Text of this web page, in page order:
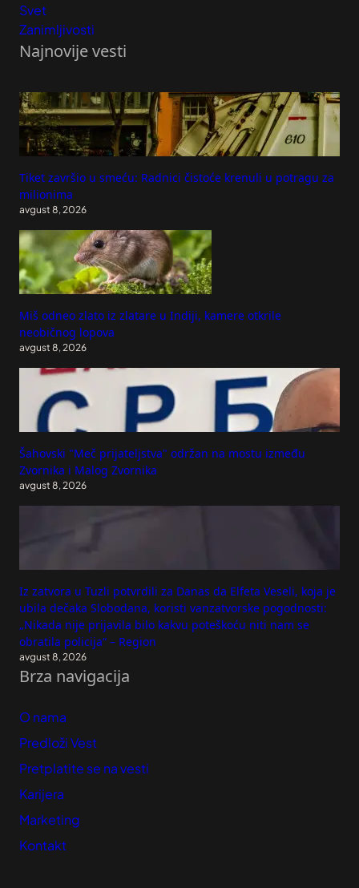
Svet
Zanimljivosti
Najnovije vesti
Tiket završio u smeću: Radnici čistoće krenuli u potragu za
milionima
avgust 8, 2026
Miš odneo zlato iz zlatare u Indiji, kamere otkrile
neobičnog lopova
avgust 8, 2026
Šahovski "Meč prijateljstva" održan na mostu između
Zvornika i Malog Zvornika
avgust 8, 2026
Iz zatvora u Tuzli potvrdili za Danas da Elfeta Veseli, koja je
ubila dečaka Slobodana, koristi vanzatvorske pogodnosti:
„Nikada nije prijavila bilo kakvu poteškoću niti nam se
obratila policija“ – Region
avgust 8, 2026
Brza navigacija
O nama
Predloži Vest
Pretplatite se na vesti
Karijera
Marketing
Kontakt